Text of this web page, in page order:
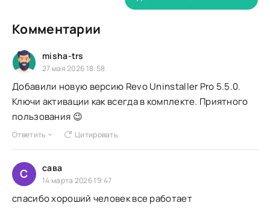
Комментарии
misha-trs
27 мая 2026 18:58
Добавили новую версию Revo Uninstaller Pro 5.5.0.
Ключи активации как всегда в комплекте. Приятного
пользования 😉
Ответить Цитировать
С сава
14 марта 2026 19:47
спасибо хороший человек все работает